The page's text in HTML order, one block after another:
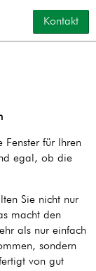
Kontakt
Fenster für Ihren
egal, ob die
Sie nicht nur
macht den
als nur einfach
sondern
von gut